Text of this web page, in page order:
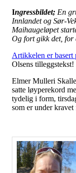
Ingressbildet; En
Innlandet og Sør-
Maihaugeløpet
Og fort gikk det, for
Artikkelen er basert
Olsens tilleggstekst!
Elmer Mulleri
satte løyperekord
tydelig i form,
som er under